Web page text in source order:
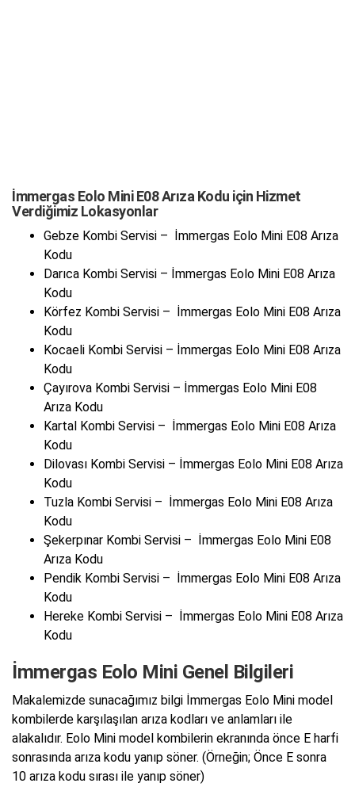
İmmergas Eolo Mini E08 Arıza Kodu için Hizmet
Verdiğimiz Lokasyonlar
Gebze Kombi Servisi – İmmergas Eolo Mini E08 Arıza
Kodu
Darıca Kombi Servisi – İmmergas Eolo Mini E08 Arıza
Kodu
Körfez Kombi Servisi – İmmergas Eolo Mini E08 Arıza
Kodu
Kocaeli Kombi Servisi – İmmergas Eolo Mini E08 Arıza
Kodu
Çayırova Kombi Servisi – İmmergas Eolo Mini E08
Arıza Kodu
Kartal Kombi Servisi – İmmergas Eolo Mini E08 Arıza
Kodu
Dilovası Kombi Servisi – İmmergas Eolo Mini E08 Arıza
Kodu
Tuzla Kombi Servisi – İmmergas Eolo Mini E08 Arıza
Kodu
Şekerpınar Kombi Servisi – İmmergas Eolo Mini E08
Arıza Kodu
Pendik Kombi Servisi – İmmergas Eolo Mini E08 Arıza
Kodu
Hereke Kombi Servisi – İmmergas Eolo Mini E08 Arıza
Kodu
İmmergas Eolo Mini Genel Bilgileri
Makalemizde sunacağımız bilgi İmmergas Eolo Mini model
kombilerde karşılaşılan arıza kodları ve anlamları ile
alakalıdır. Eolo Mini model kombilerin ekranında önce E harfi
sonrasında arıza kodu yanıp söner. (Örneğin; Önce E sonra
10 arıza kodu sırası ile yanıp söner)